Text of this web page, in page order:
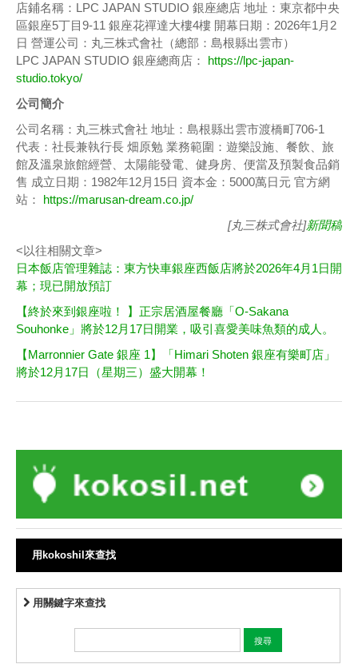
店鋪名稱：LPC JAPAN STUDIO 銀座總店 地址：東京都中央
區銀座5丁目9-11 銀座花禪達大樓4樓 開幕日期：2026年1月2
日 營運公司：丸三株式會社（總部：島根縣出雲市）
LPC JAPAN STUDIO 銀座總商店： https://lpc-japan-
studio.tokyo/
公司簡介
公司名稱：丸三株式會社 地址：島根縣出雲市渡橋町706-1
代表：社長兼執行長 畑原勉 業務範圍：遊樂設施、餐飲、旅
館及溫泉旅館經營、太陽能發電、健身房、便當及預製食品銷
售 成立日期：1982年12月15日 資本金：5000萬日元 官方網
站： https://marusan-dream.co.jp/
[丸三株式會社]新聞稿
<以往相關文章>
日本飯店管理雜誌：東方快車銀座西飯店將於2026年4月1日開
幕；現已開放預訂
【終於來到銀座啦！ 】正宗居酒屋餐廳「O-Sakana
Souhonke」將於12月17日開業，吸引喜愛美味魚類的成人。
【Marronnier Gate 銀座 1】「Himari Shoten 銀座有樂町店」
將於12月17日（星期三）盛大開幕！
用kokoshil來查找
用關鍵字來查找